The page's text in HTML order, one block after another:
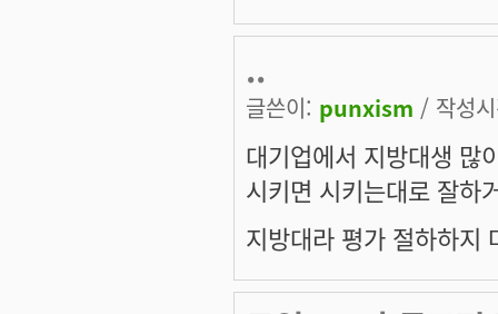
..
글쓴이: punxism / 작성
대기업에서 지방대생 많
시키면 시키는대로 잘하
지방대라 평가 절하하지